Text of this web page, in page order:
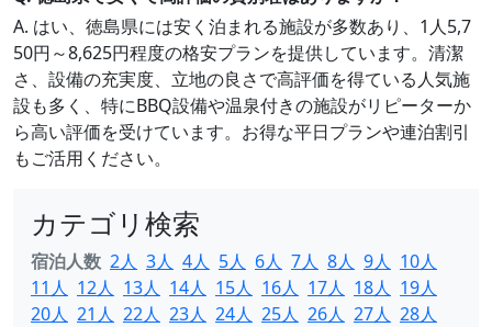
A. はい、徳島県には安く泊まれる施設が多数あり、1人5,7
50円～8,625円程度の格安プランを提供しています。清潔
さ、設備の充実度、立地の良さで高評価を得ている人気施
設も多く、特にBBQ設備や温泉付きの施設がリピーターか
ら高い評価を受けています。お得な平日プランや連泊割引
もご活用ください。
カテゴリ検索
宿泊人数 2人 3人 4人 5人 6人 7人 8人 9人 10人
11人 12人 13人 14人 15人 16人 17人 18人 19人
20人 21人 22人 23人 24人 25人 26人 27人 28人